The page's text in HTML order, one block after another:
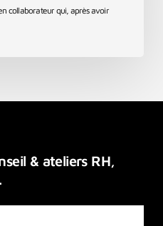
collaborateur qui, après avoir
& ateliers RH,